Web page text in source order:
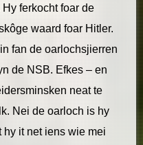
ferkocht foar de
waard foar Hitler.
fan de oarlochsjierren
de NSB. Efkes – en
neat te
Nei de oarloch is hy
hy it net iens wie mei